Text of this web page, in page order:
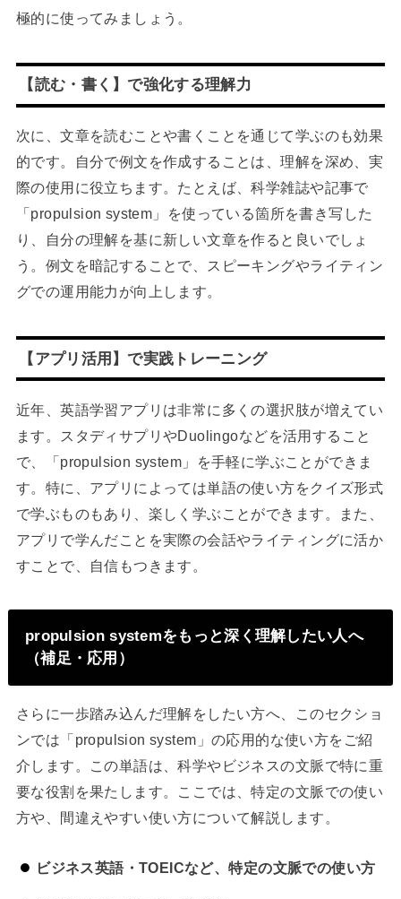
極的に使ってみましょう。
【読む・書く】で強化する理解力
次に、文章を読むことや書くことを通じて学ぶのも効果
的です。自分で例文を作成することは、理解を深め、実
際の使用に役立ちます。たとえば、科学雑誌や記事で
「propulsion system」を使っている箇所を書き写した
り、自分の理解を基に新しい文章を作ると良いでしょ
う。例文を暗記することで、スピーキングやライティン
グでの運用能力が向上します。
【アプリ活用】で実践トレーニング
近年、英語学習アプリは非常に多くの選択肢が増えてい
ます。スタディサプリやDuolingoなどを活用すること
で、「propulsion system」を手軽に学ぶことができま
す。特に、アプリによっては単語の使い方をクイズ形式
で学ぶものもあり、楽しく学ぶことができます。また、
アプリで学んだことを実際の会話やライティングに活か
すことで、自信もつきます。
propulsion systemをもっと深く理解したい人へ
（補足・応用）
さらに一歩踏み込んだ理解をしたい方へ、このセクショ
ンでは「propulsion system」の応用的な使い方をご紹
介します。この単語は、科学やビジネスの文脈で特に重
要な役割を果たします。ここでは、特定の文脈での使い
方や、間違えやすい使い方について解説します。
ビジネス英語・TOEICなど、特定の文脈での使い方